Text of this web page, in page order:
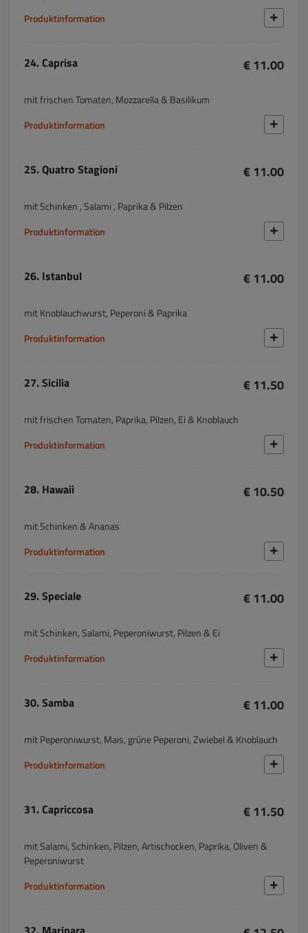
Produktinformation
24. Caprisa € 11.00
mit frischen Tomaten, Mozzarella & Basilikum
Produktinformation
25. Quatro Stagioni € 11.00
mit Schinken , Salami , Paprika & Pilzen
Produktinformation
26. Istanbul € 11.00
mit Knoblauchwurst, Peperoni & Paprika
Produktinformation
27. Sicilia € 11.50
mit frischen Tomaten, Paprika, Pilzen, Ei & Knoblauch
Produktinformation
28. Hawaii € 10.50
mit Schinken & Ananas
Produktinformation
29. Speciale € 11.00
mit Schinken, Salami, Peperoniwurst, Pilzen & Ei
Produktinformation
30. Samba € 11.00
mit Peperoniwurst, Mais, grüne Peperoni, Zwiebel & Knoblauch
Produktinformation
31. Capriccosa € 11.50
mit Salami, Schinken, Pilzen, Artischocken, Paprika, Oliven &
Peperoniwurst
Produktinformation